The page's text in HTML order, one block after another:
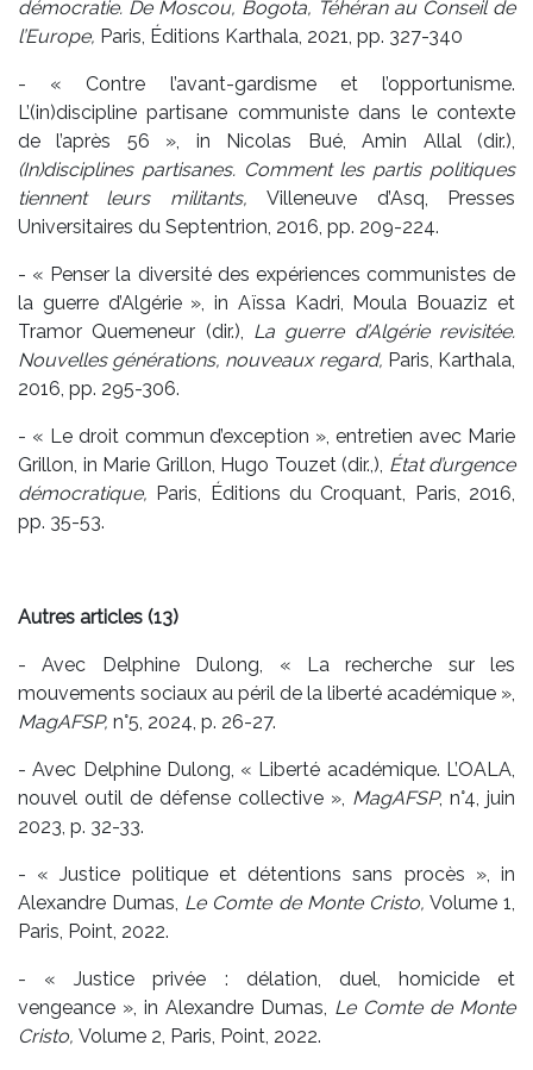
démocratie. De Moscou, Bogota, Téhéran au Conseil de
l’Europe, Paris, Éditions Karthala, 2021, pp. 327-340
- « Contre l’avant-gardisme et l’opportunisme.
L’(in)discipline partisane communiste dans le contexte
de l’après 56 », in Nicolas Bué, Amin Allal (dir.),
(In)disciplines partisanes. Comment les partis politiques
tiennent leurs militants,Villeneuve d’Asq, Presses
Universitaires du Septentrion, 2016, pp. 209-224.
- « Penser la diversité des expériences communistes de
la guerre d’Algérie », in Aïssa Kadri, Moula Bouaziz et
Tramor Quemeneur (dir.), La guerre d’Algérie revisitée.
Nouvelles générations, nouveaux regard, Paris, Karthala,
2016, pp. 295-306.
- « Le droit commun d’exception », entretien avec Marie
Grillon, in Marie Grillon, Hugo Touzet (dir.,), État d’urgence
démocratique, Paris, Éditions du Croquant, Paris, 2016,
pp. 35-53.
Autres articles (13)
- Avec Delphine Dulong, « La recherche sur les
mouvements sociaux au péril de la liberté académique »,
MagAFSP, n°5, 2024, p. 26-27.
- Avec Delphine Dulong, « Liberté académique. L’OALA,
nouvel outil de défense collective », MagAFSP, n°4, juin
2023, p. 32-33.
- « Justice politique et détentions sans procès », in
Alexandre Dumas, Le Comte de Monte Cristo, Volume 1,
Paris, Point, 2022.
- « Justice privée : délation, duel, homicide et
vengeance », in Alexandre Dumas, Le Comte de Monte
Cristo, Volume 2, Paris, Point, 2022.